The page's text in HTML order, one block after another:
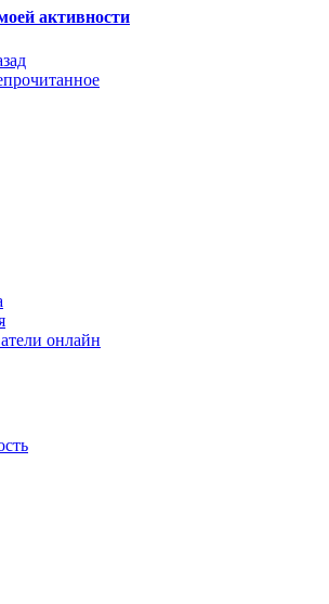
активности
онлайн